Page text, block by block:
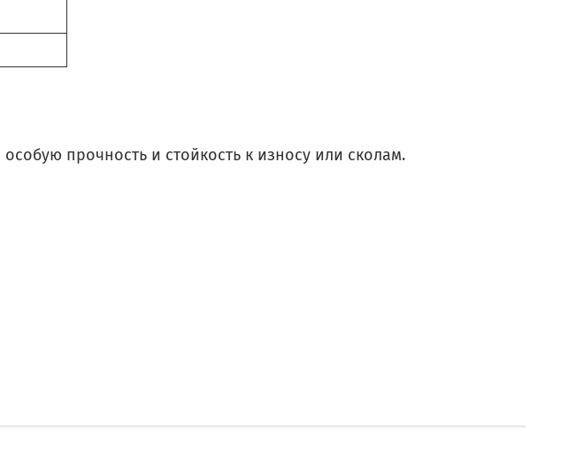
прочность и стойкость к износу или сколам.